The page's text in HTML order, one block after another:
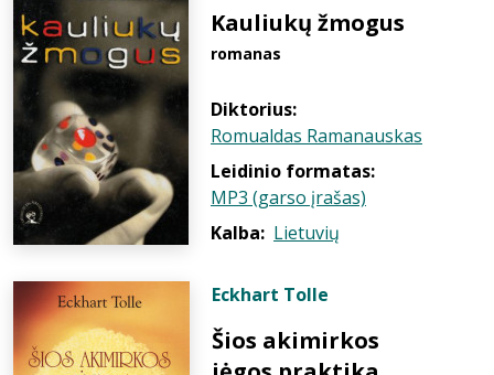
Kauliukų žmogus
romanas
Diktorius:
Romualdas Ramanauskas
Leidinio formatas:
MP3 (garso įrašas)
Kalba: Lietuvių
Eckhart Tolle
Šios akimirkos